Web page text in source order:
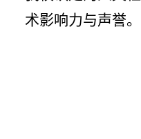
术影响力与声誉。